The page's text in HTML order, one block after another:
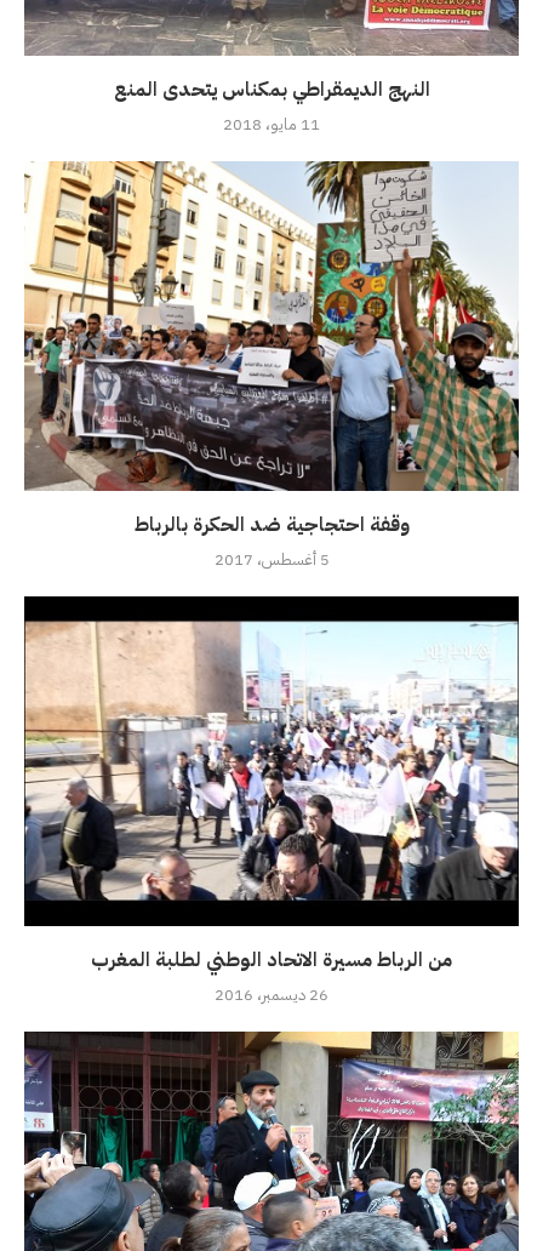
النهج الديمقراطي بمكناس يتحدى المنع
11 مايو، 2018
وقفة احتجاجية ضد الحكرة بالرباط
5 أغسطس، 2017
من الرباط مسيرة الاتحاد الوطني لطلبة المغرب
26 ديسمبر، 2016